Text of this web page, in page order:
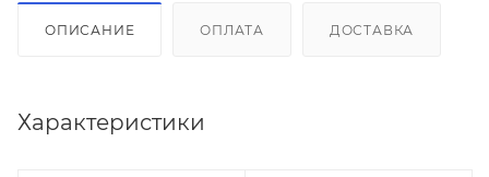
ОПИСАНИЕ ОПЛАТА ДОСТАВКА
Характеристики